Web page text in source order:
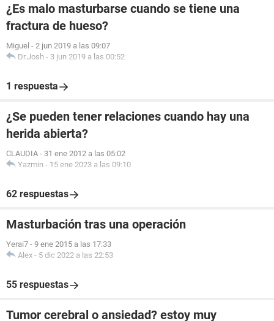
¿Es malo masturbarse cuando se tiene una
fractura de hueso?
Miguel - 2 jun 2019 a las 09:07
Dr.Josh - 3 jun 2019 a las 00:52
1 respuesta
¿Se pueden tener relaciones cuando hay una
herida abierta?
CLAUDIA - 31 ene 2012 a las 05:02
Yazmin - 15 ene 2023 a las 09:10
62 respuestas
Masturbación tras una operación
Yerai7 - 9 ene 2015 a las 17:33
Alex - 5 dic 2022 a las 22:53
55 respuestas
Tumor cerebral o ansiedad? estoy muy